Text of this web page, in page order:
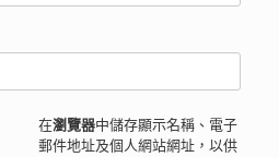
在瀏覽器中儲存顯示名稱、電子
郵件地址及個人網站網址，以供